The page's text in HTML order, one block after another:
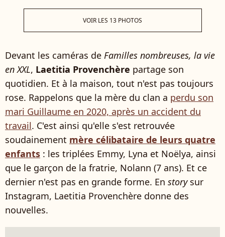
VOIR LES 13 PHOTOS
Devant les caméras de Familles nombreuses, la vie
en XXL, Laetitia Provenchère partage son
quotidien. Et à la maison, tout n'est pas toujours
rose. Rappelons que la mère du clan a perdu son
mari Guillaume en 2020, après un accident du
travail. C'est ainsi qu'elle s'est retrouvée
soudainement mère célibataire de leurs quatre
enfants : les triplées Emmy, Lyna et Noëlya, ainsi
que le garçon de la fratrie, Nolann (7 ans). Et ce
dernier n'est pas en grande forme. En story sur
Instagram, Laetitia Provenchère donne des
nouvelles.